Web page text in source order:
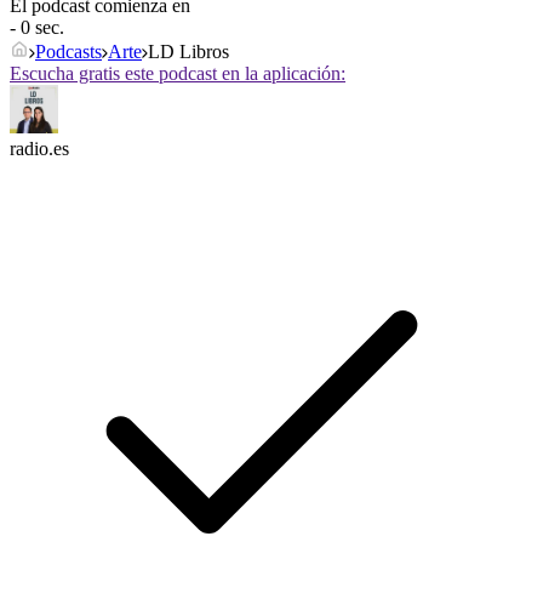
El podcast comienza en
- 0 sec.
Podcasts Arte LD Libros
Escucha gratis este podcast en la aplicación:
radio.es